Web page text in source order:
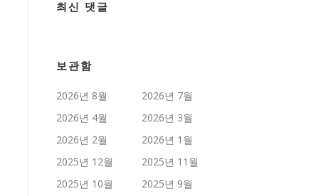
최신 댓글
보관함
2026년 8월
2026년 7월
2026년 4월
2026년 3월
2026년 2월
2026년 1월
2025년 12월
2025년 11월
2025년 10월
2025년 9월